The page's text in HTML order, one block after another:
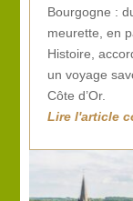
Bourgogne :
meurette, en
Histoire,
un voyage
Côte d’Or.